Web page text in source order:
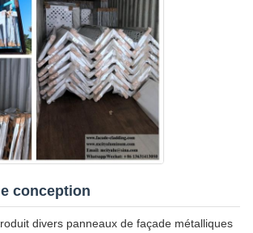
conception
divers panneaux de façade métalliques